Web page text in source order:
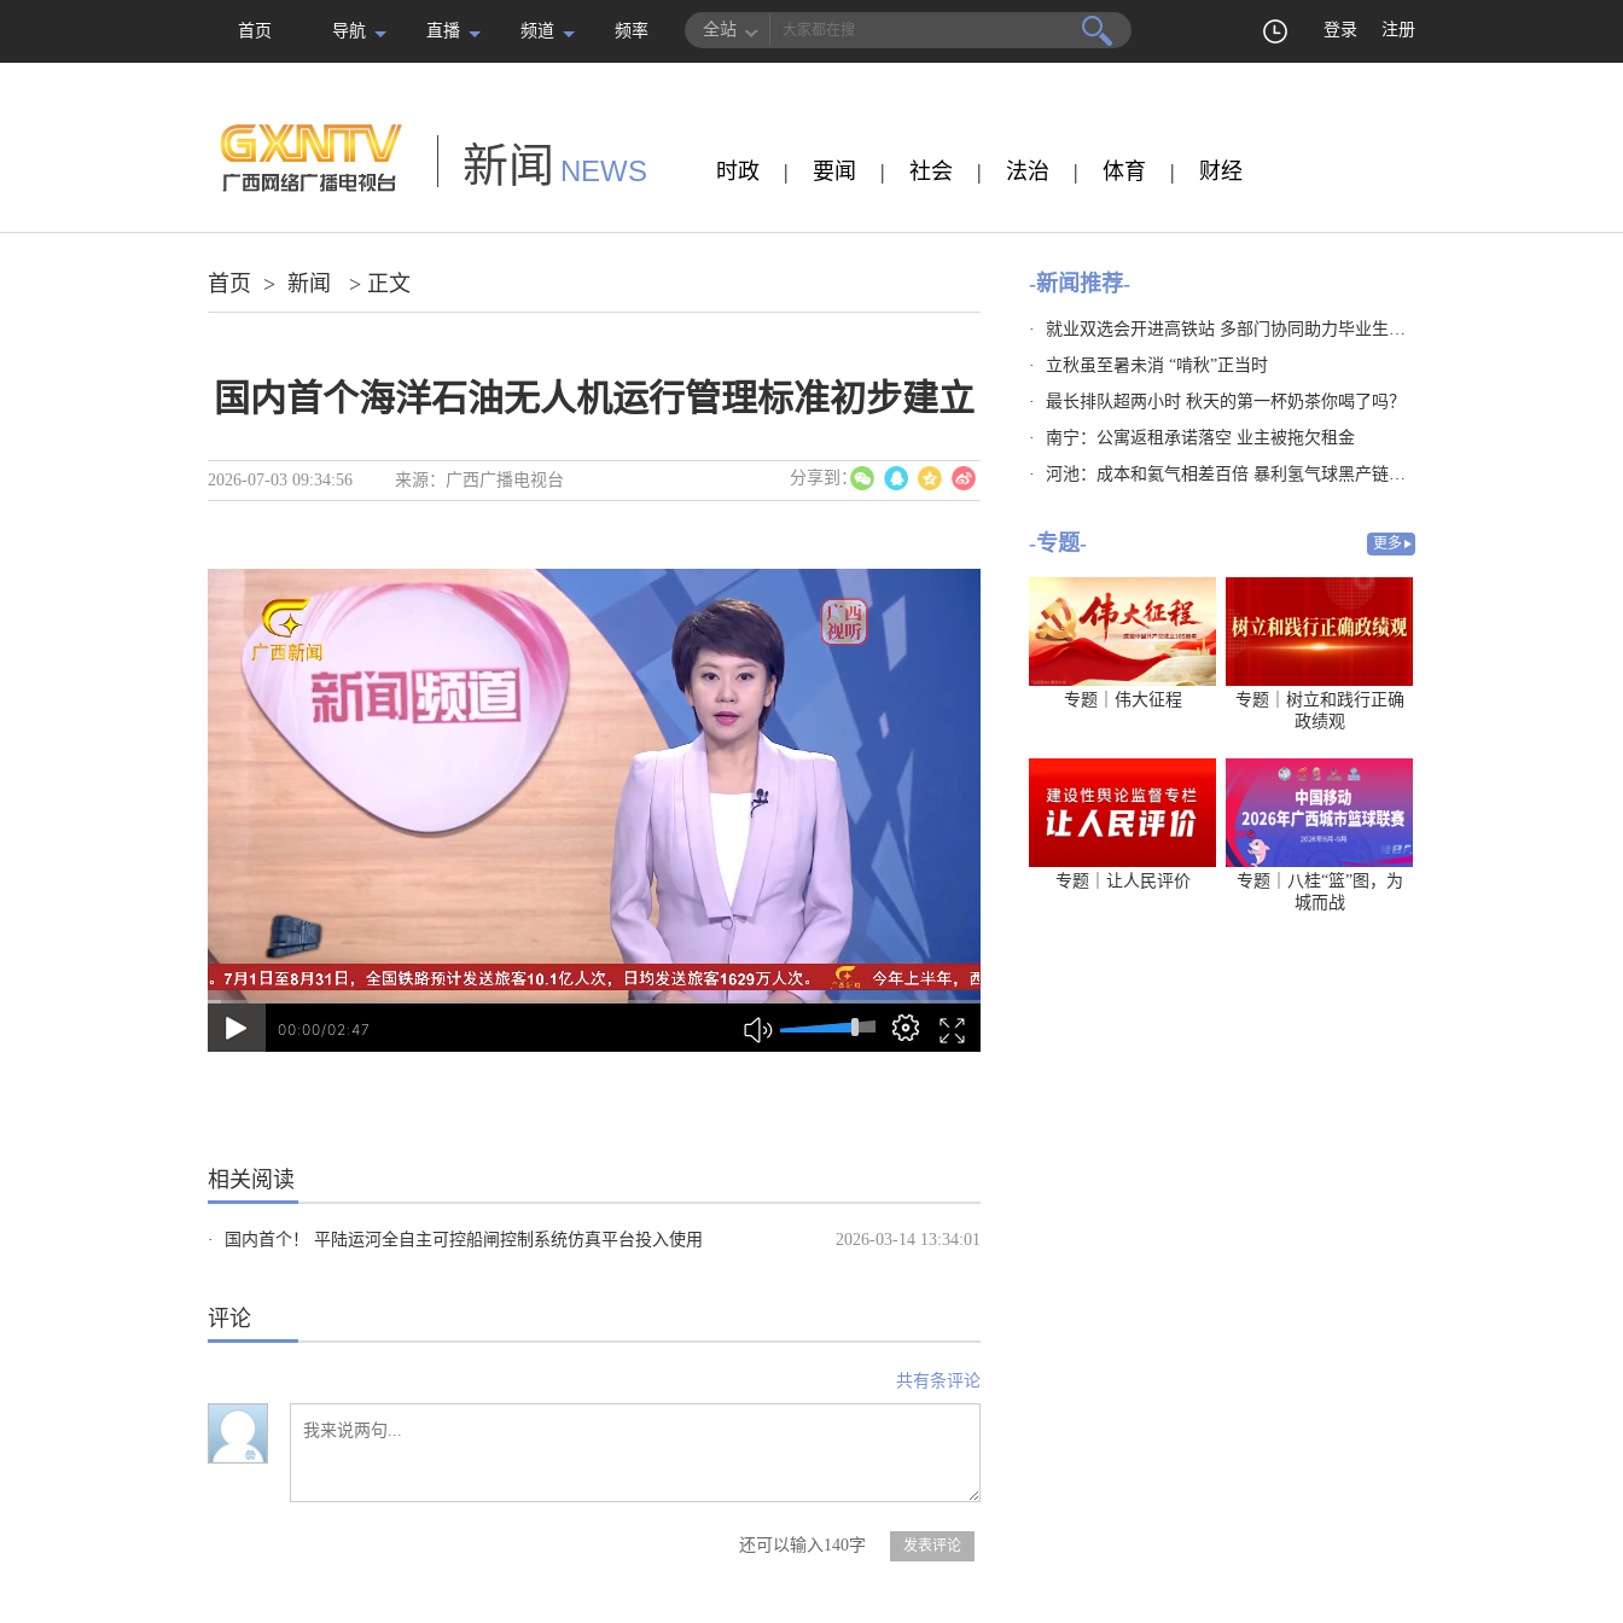
首页 导航 直播 频道 频率 全站 登录 注册
新闻 NEWS 时政 | 要闻 | 社会 | 法治 | 体育 | 财经
首页 > 新闻 > 正文
国内首个海洋石油无人机运行管理标准初步建立
2026-07-03 09:34:56 来源： 广西广播电视台
00:00/02:47
相关阅读
· 国内首个！ 平陆运河全自主可控船闸控制系统仿真平台投入使用 2026-03-14 13:34:01
评论
共有条评论
还可以输入140字
-新闻推荐-
·
就业双选会开进高铁站 多部门协同助力毕业生就业
·
立秋虽至暑未消 “啃秋”正当时
·
最长排队超两小时 秋天的第一杯奶茶你喝了吗？
·
南宁：公寓返租承诺落空 业主被拖欠租金
·
河池：成本和氦气相差百倍 暴利氢气球黑产链隐藏20年
-专题- 更多
专题｜伟大征程
专题｜树立和践行正确
政绩观
专题｜让人民评价
专题｜八桂“篮”图，为
城而战